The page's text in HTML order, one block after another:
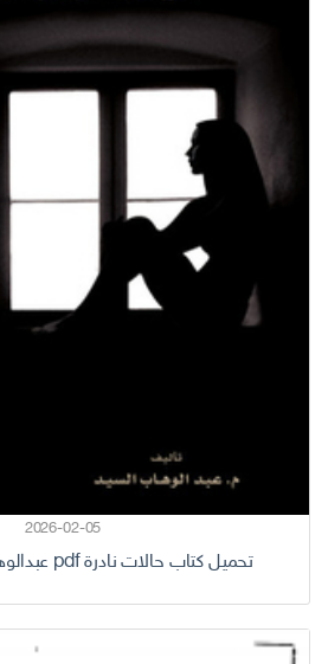
2026-02-05
تحميل كتاب حالات نادرة pdf عبدالوهاب السيد الرفاعي